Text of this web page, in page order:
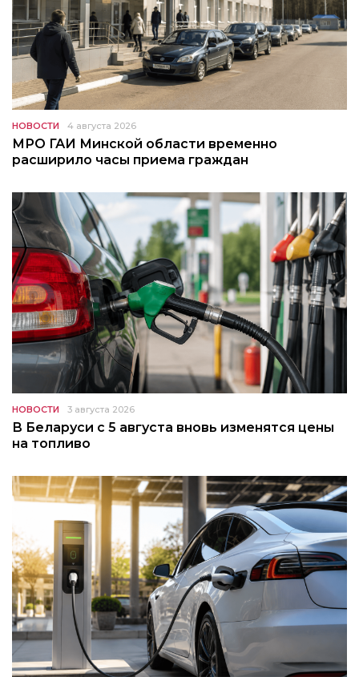
НОВОСТИ 4 августа 2026
МРО ГАИ Минской области временно
расширило часы приема граждан
НОВОСТИ 3 августа 2026
В Беларуси с 5 августа вновь изменятся цены
на топливо